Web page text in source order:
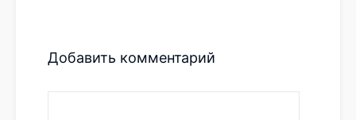
Добавить комментарий